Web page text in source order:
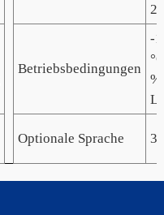
Betriebsbedingungen
-
Optionale Sprache